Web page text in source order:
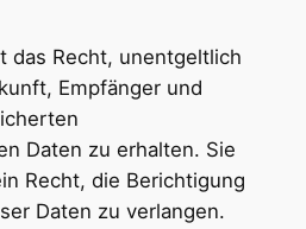
das Recht, unentgeltlich
Empfänger und
Daten zu erhalten. Sie
Recht, die Berichtigung
Daten zu verlangen.